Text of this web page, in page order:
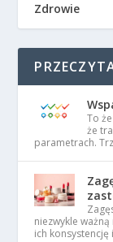
Zdrowie
To
że
parametrach.
niezwykle
ich konsystencję